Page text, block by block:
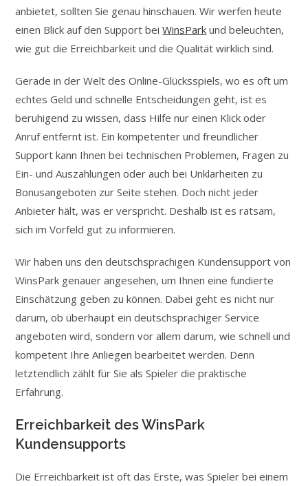
anbietet, sollten Sie genau hinschauen. Wir werfen heute
einen Blick auf den Support beiWinsPark und beleuchten,
wie gut die Erreichbarkeit und die Qualität wirklich sind.
Gerade in der Welt des Online-Glücksspiels, wo es oft um
echtes Geld und schnelle Entscheidungen geht, ist es
beruhigend zu wissen, dass Hilfe nur einen Klick oder
Anruf entfernt ist. Ein kompetenter und freundlicher
Support kann Ihnen bei technischen Problemen, Fragen zu
Ein- und Auszahlungen oder auch bei Unklarheiten zu
Bonusangeboten zur Seite stehen. Doch nicht jeder
Anbieter hält, was er verspricht. Deshalb ist es ratsam,
sich im Vorfeld gut zu informieren.
Wir haben uns den deutschsprachigen Kundensupport von
WinsPark genauer angesehen, um Ihnen eine fundierte
Einschätzung geben zu können. Dabei geht es nicht nur
darum, ob überhaupt ein deutschsprachiger Service
angeboten wird, sondern vor allem darum, wie schnell und
kompetent Ihre Anliegen bearbeitet werden. Denn
letztendlich zählt für Sie als Spieler die praktische
Erfahrung.
Erreichbarkeit des WinsPark
Kundensupports
Die Erreichbarkeit ist oft das Erste, was Spieler bei einem